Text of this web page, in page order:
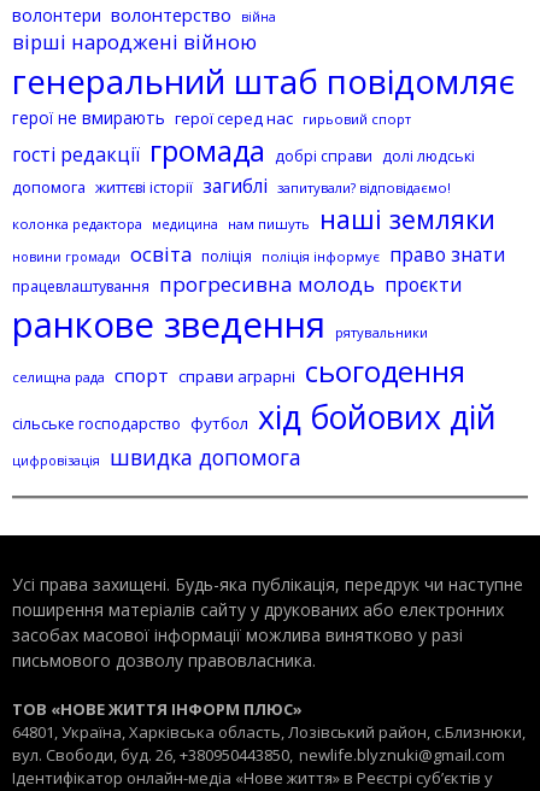
волонтери волонтерство війна
вірші народжені війною
генеральний штаб повідомляє
герої не вмирають герої серед нас гирьовий спорт
гості редакції громада добрі справи долі людські
допомога життєві історії загиблі запитували? відповідаємо!
колонка редактора
медицина нам пишуть наші земляки
новини громади освіта поліція поліція інформує право знати
працевлаштування прогресивна молодь проєкти
ранкове зведення рятувальники
селищна рада спорт справи аграрні сьогодення
сільське господарство футбол хід бойових дій
цифровізація швидка допомога
Усі права захищені. Будь-яка публiкацiя, передрук чи наступне
поширення матеріалів сайту у друкованих або електронних
засобах масової інформації можлива винятково у разі
письмового дозволу правовласника.
ТОВ «НОВЕ ЖИТТЯ ІНФОРМ ПЛЮС»
64801, Україна, Харківська область, Лозівський район, с.Близнюки,
вул. Свободи, буд. 26, +380950443850, newlife.blyznuki@gmail.com
Ідентифікатор онлайн-медіа «Нове життя» в Реєстрі суб’єктів у